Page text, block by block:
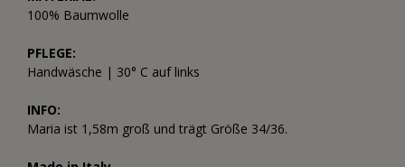
100% Baumwolle
PFLEGE:
Handwäsche | 30° C auf links
INFO:
Maria ist 1,58m groß und trägt Größe 34/36.